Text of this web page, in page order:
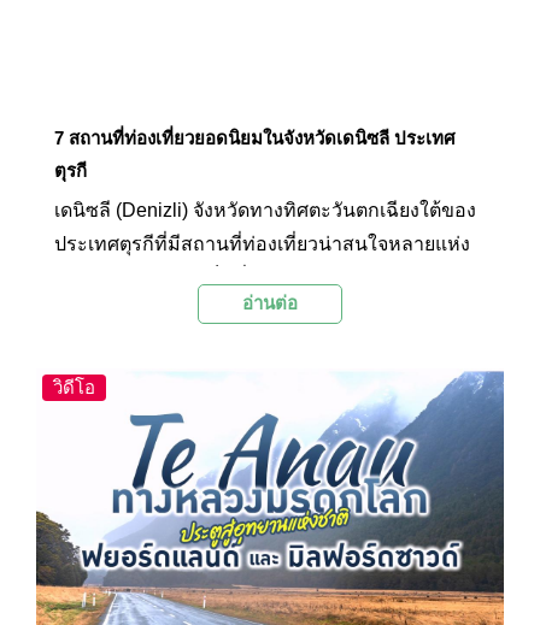
7 สถานที่ท่องเที่ยวยอดนิยมในจังหวัดเดนิซลี ประเทศ
ตุรกี
เดนิซลี (Denizli) จังหวัดทางทิศตะวันตกเฉียงใต้ของ
ประเทศตุรกีที่มีสถานที่ท่องเที่ยวน่าสนใจหลายแห่ง
มรดกโลกชื่อดังอย่างปามุคคาเล่ หรือเมืองโบราณ
ศูนย์กลางที่สำคัญในสมัยโรมันและไบแซนไทน์มา
ก่อน Palanla ได้รวบรวม 7 สถานที่ท่องเที่ยวยอด
นิยมในเดนิซลีมาให้ได้ชมกัน
อ่านต่อ
วิดีโอ